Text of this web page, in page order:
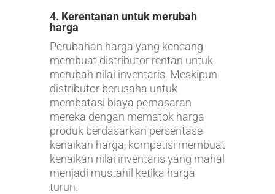
4. Kerentanan untuk merubah
harga
Perubahan harga yang kencang
membuat distributor rentan untuk
merubah nilai inventaris. Meskipun
distributor berusaha untuk
membatasi biaya pemasaran
mereka dengan mematok harga
produk berdasarkan persentase
kenaikan harga, kompetisi membuat
kenaikan nilai inventaris yang mahal
menjadi mustahil ketika harga
turun.